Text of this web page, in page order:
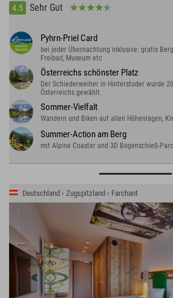
4.5
Sehr Gut
Pyhrn-Priel Card
bei jeder Übernachtung inklusive: gratis
Freibad, Museum etc
Österreichs schönster Platz
Der Schiederweiher in Hinterstoder wurde
Österreichs gewählt.
Sommer-Vielfalt
Wandern und Biken auf allen Höhenlagen,
Summer-Action am Berg
mit Alpine Coaster und 3D Bogenschieß-
Deutschland › Zugspitzland › Farchant